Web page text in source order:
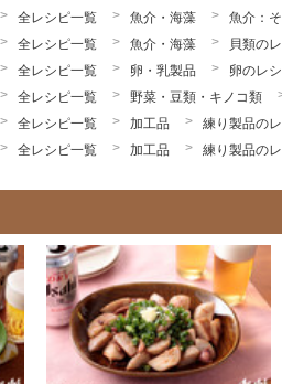
全レシピ一覧 魚介・海藻
魚介：
全レシピ一覧 魚介・海藻
貝類の
全レシピ一覧 卵・乳製品
卵のレ
全レシピ一覧
野菜・豆類・キノコ類
全レシピ一覧 加工品
練り製品の
全レシピ一覧 加工品 練り製品の